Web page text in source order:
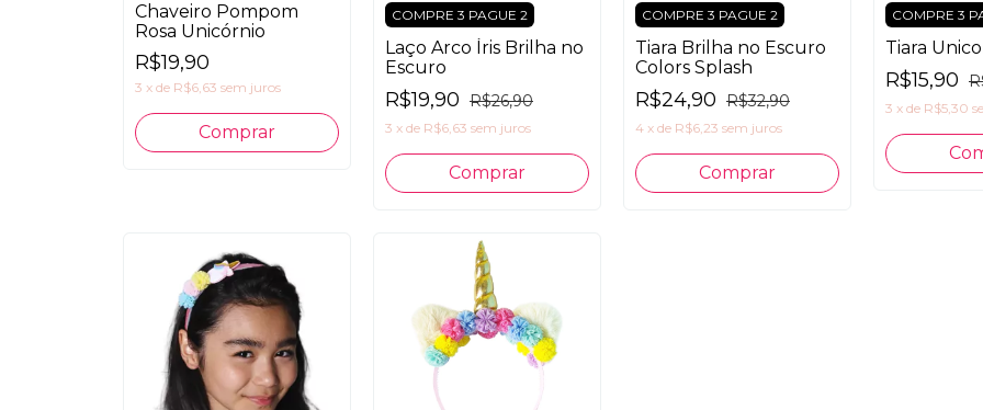
Chaveiro Pompom
Rosa Unicórnio
R$19,90
3 x de R$6,63 sem juros
COMPRE 3 PAGUE 2
Laço Arco Íris Brilha no
Escuro
R$19,90 R$26,90
3 x de R$6,63 sem juros
COMPRE 3 PAGUE 2
Tiara Brilha no Escuro
Colors Splash
R$24,90 R$32,90
4 x de R$6,23 sem juros
COMPRE 3
Tiara
R$15,90
3 x de R$5,30